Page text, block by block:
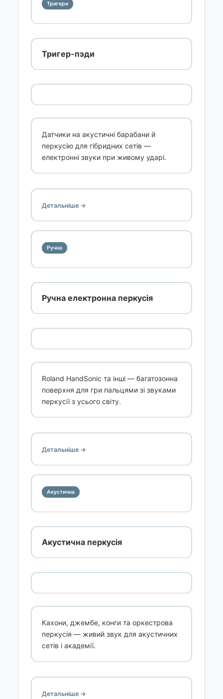
Тригери
Тригер-пэди
Датчики на акустичні барабани й
перкусію для гібридних сетів —
електронні звуки при живому ударі.
Детальніше →
Ручна
Ручна електронна перкусія
Roland HandSonic та інші — багатозонна
поверхня для гри пальцями зі звуками
перкусії з усього світу.
Детальніше →
Акустична
Акустична перкусія
Кахони, джембе, конги та оркестрова
перкусія — живий звук для акустичних
сетів і академії.
Детальніше →